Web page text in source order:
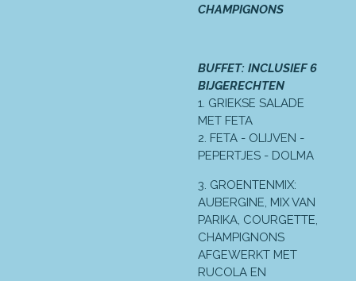
CHAMPIGNONS
BUFFET: INCLUSIEF 6
BIJGERECHTEN
1. GRIEKSE SALADE
MET FETA
2. FETA - OLIJVEN -
PEPERTJES - DOLMA
3. GROENTENMIX:
AUBERGINE, MIX VAN
PARIKA, COURGETTE,
CHAMPIGNONS
AFGEWERKT MET
RUCOLA EN